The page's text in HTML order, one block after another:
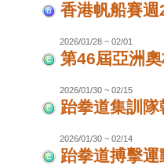
香港帆船賽
2026/01/28 ~ 02/01
第46屆亞洲
2026/01/30 ~ 02/15
跆拳道集訓
2026/01/30 ~ 02/14
跆拳道搏擊